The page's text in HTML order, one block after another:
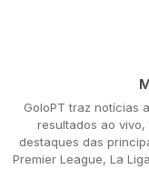
GoloPT traz notícias
resultados ao
destaques das
Premier League, La